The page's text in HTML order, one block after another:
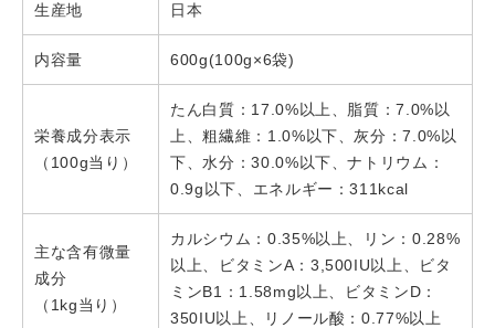
生産地 日本
内容量 600g(100g×6袋)
栄養成分表示
（100g当り）
たん白質：17.0%以上、脂質：7.0%以
上、粗繊維：1.0%以下、灰分：7.0%以
下、水分：30.0%以下、ナトリウム：
0.9g以下、エネルギー：311kcal
主な含有微量
成分
（1kg当り）
カルシウム：0.35%以上、リン：0.28%
以上、ビタミンA：3,500IU以上、ビタ
ミンB1：1.58mg以上、ビタミンD：
350IU以上、リノール酸：0.77%以上